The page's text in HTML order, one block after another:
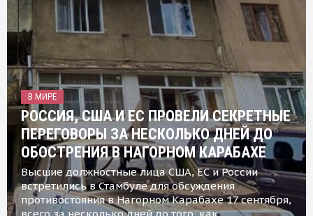
В МИРЕ
РОССИЯ, США И ЕС ПРОВЕЛИ СЕКРЕТНЫЕ
ПЕРЕГОВОРЫ ЗА НЕСКОЛЬКО ДНЕЙ ДО
ОБОСТРЕНИЯ В НАГОРНОМ КАРАБАХЕ
Высшие должностные лица США, ЕС и России
встретились в Стамбуле для обсуждения
противостояния в Нагорном Карабахе 17 сентября,